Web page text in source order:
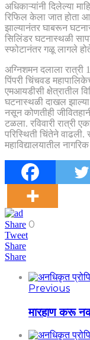
अधिकाऱ्यांनी दिलेल्या
रिफिल केला जात होता
झाल्यानंतर घाबरून
सिलिंडर घटनास्थळी
स्फोटानंतर गळू लागले
अग्निशमन दलाला
पिंपरी चिंचवड
एमआयडीसी क्षेत्रातील
घटनास्थळी दाखल
नसून कोणतीही
टळला. रविवारी रात्री
परिस्थिती चिंतेने
महाविद्यालयातील
Share 0
Tweet
Share
Share
Previous
मारहाण करू